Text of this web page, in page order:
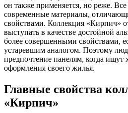
он также применяется, но реже. Все
современные материалы,
свойствами. Коллекция «Кирпич»
выступать в качестве достойной
более совершенными свойствами,
устаревшим аналогом. Поэтому
предпочтение панелям, когда ищут
оформления своего жилья.
Главные свойства
«Кирпич»